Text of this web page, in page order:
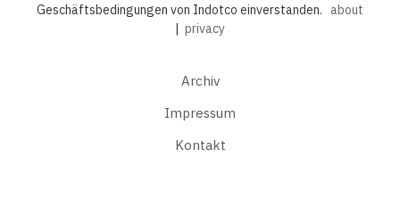
Geschäftsbedingungen von Indotco einverstanden. about
| privacy
Archiv
Impressum
Kontakt